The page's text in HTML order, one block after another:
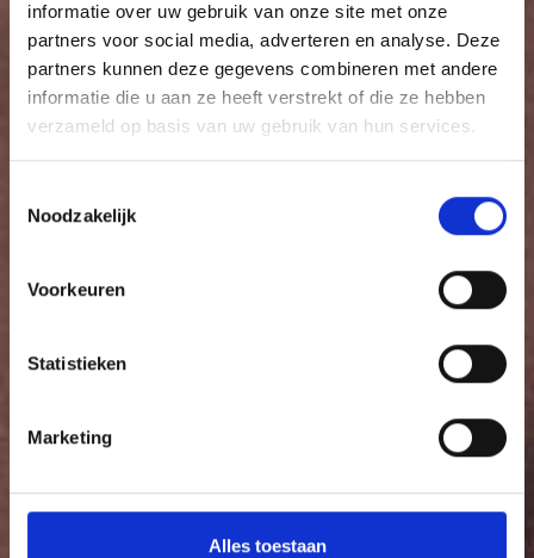
informatie over uw gebruik van onze site met onze
partners voor social media, adverteren en analyse. Deze
partners kunnen deze gegevens combineren met andere
informatie die u aan ze heeft verstrekt of die ze hebben
verzameld op basis van uw gebruik van hun services.
Noodzakelijk
Voorkeuren
Statistieken
Marketing
Alles toestaan